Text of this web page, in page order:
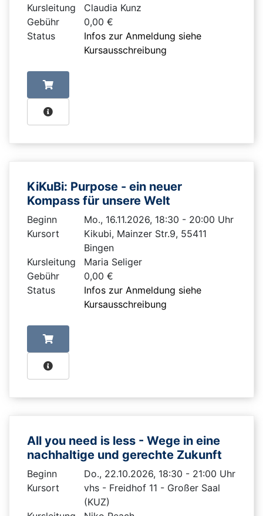
Kursleitung
Claudia Kunz
Gebühr
0,00 €
Status
Infos zur Anmeldung siehe
Kursausschreibung
KiKuBi: Purpose - ein neuer
Kompass für unsere Welt
Beginn
Mo., 16.11.2026, 18:30 - 20:00 Uhr
Kursort
Kikubi, Mainzer Str.9, 55411
Bingen
Kursleitung
Maria Seliger
Gebühr
0,00 €
Status
Infos zur Anmeldung siehe
Kursausschreibung
All you need is less - Wege in eine
nachhaltige und gerechte Zukunft
Beginn
Do., 22.10.2026, 18:30 - 21:00 Uhr
Kursort
vhs - Freidhof 11 - Großer Saal
(KUZ)